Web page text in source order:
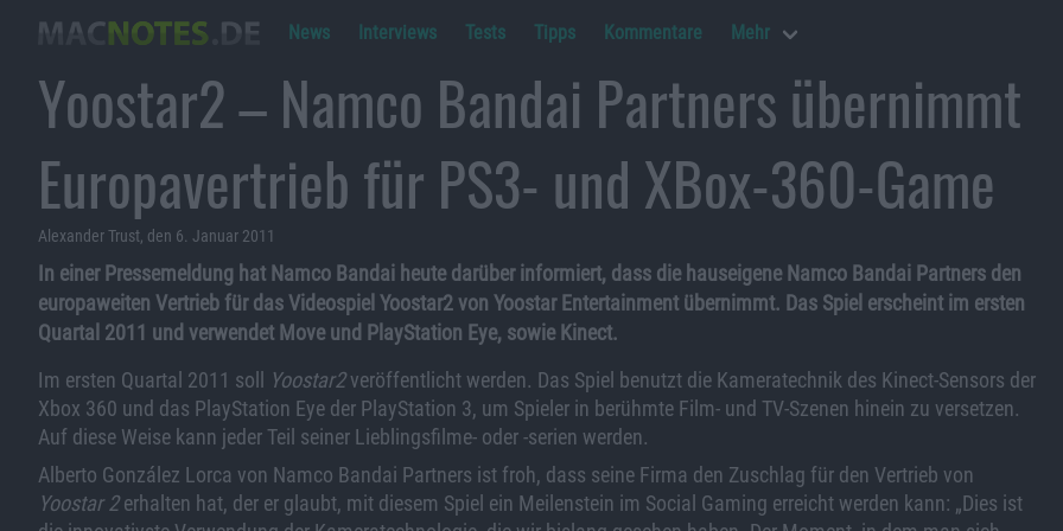
News Interviews Tests Tipps Kommentare Mehr
Yoostar2 – Namco Bandai Partners übernimmt
Europavertrieb für PS3- und XBox-360-Game
Alexander Trust, den 6. Januar 2011
In einer Pressemeldung hat Namco Bandai heute darüber informiert, dass die hauseigene Namco Bandai Partners den
europaweiten Vertrieb für das Videospiel Yoostar2 von Yoostar Entertainment übernimmt. Das Spiel erscheint im ersten
Quartal 2011 und verwendet Move und PlayStation Eye, sowie Kinect.
Im ersten Quartal 2011 soll
Yoostar2veröffentlicht werden. Das Spiel benutzt die Kameratechnik des Kinect-Sensors der
Xbox 360 und das PlayStation Eye der PlayStation 3, um Spieler in berühmte Film- und TV-Szenen hinein zu versetzen.
Auf diese Weise kann jeder Teil seiner Lieblingsfilme- oder -serien werden.
Alberto González Lorca von Namco Bandai Partners ist froh, dass seine Firma den Zuschlag für den Vertrieb von
Yoostar 2erhalten hat, der er glaubt, mit diesem Spiel ein Meilenstein im Social Gaming erreicht werden kann: „Dies ist